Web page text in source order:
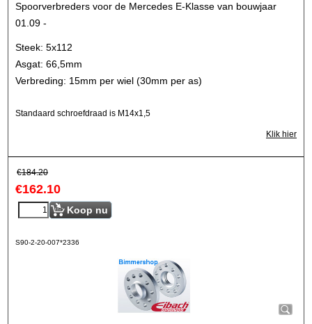
Spoorverbreders voor de Mercedes E-Klasse van bouwjaar
01.09 -
Steek: 5x112
Asgat: 66,5mm
Verbreding: 15mm per wiel (30mm per as)
Standaard schroefdraad is M14x1,5
Klik hier
€184.20
€162.10
Koop nu
S90-2-20-007*2336